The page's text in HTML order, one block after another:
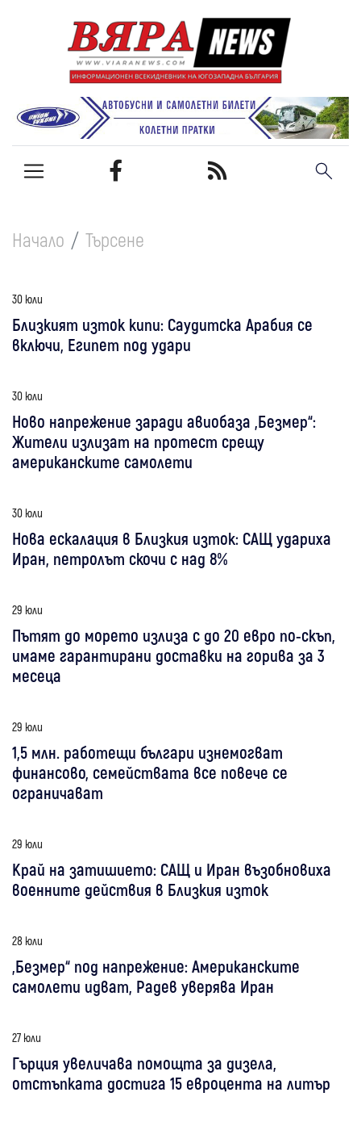
Начало Търсене
30 юли
Близкият изток кипи: Саудитска Арабия се
включи, Египет под удари
30 юли
Ново напрежение заради авиобаза „Безмер“:
Жители излизат на протест срещу
американските самолети
30 юли
Нова ескалация в Близкия изток: САЩ удариха
Иран, петролът скочи с над 8%
29 юли
Пътят до морето излиза с до 20 евро по-скъп,
имаме гарантирани доставки на горива за 3
месеца
29 юли
1,5 млн. работещи българи изнемогват
финансово, семействата все повече се
ограничават
29 юли
Край на затишието: САЩ и Иран възобновиха
военните действия в Близкия изток
28 юли
„Безмер“ под напрежение: Американските
самолети идват, Радев уверява Иран
27 юли
Гърция увеличава помощта за дизела,
отстъпката достига 15 евроцента на литър